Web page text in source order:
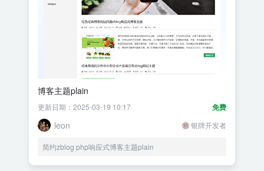
博客主题plain
免费
更新日期：2025-03-19 10:17
leon 银牌开发者
简约zblog php响应式博客主题plain